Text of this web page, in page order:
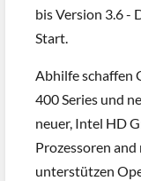
bis Version 3.6 -
Start.
Abhilfe schaffen
400 Series und
neuer, Intel HD
Prozessoren and
unterstützen